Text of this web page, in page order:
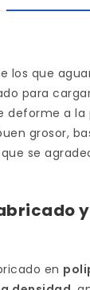
los que
para
deforme a la
grosor,
se
en